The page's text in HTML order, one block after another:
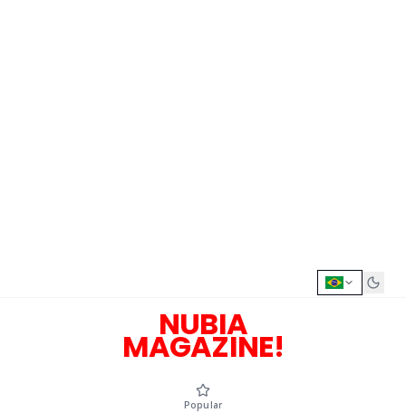
NUBIA
MAGAZINE!
Popular